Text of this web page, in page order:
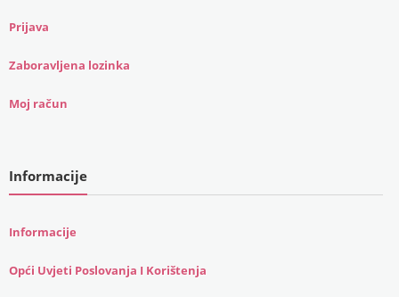
Prijava
Zaboravljena lozinka
Moj račun
Informacije
Informacije
Opći Uvjeti Poslovanja I Korištenja